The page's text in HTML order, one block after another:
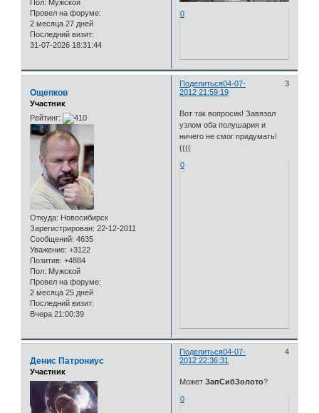
Пол: Мужской
Провел на форуме:
2 месяца 27 дней
Последний визит:
31-07-2026 18:31:44
0
Поделиться 3
04-07-
2012 21:59:19
Ощепков
Участник
Рейтинг:
Откуда: Новосибирск
Зарегистрирован: 22-12-2011
Сообщений: 4635
Уважение: +3122
Позитив: +4884
Пол: Мужской
Провел на форуме:
2 месяца 25 дней
Последний визит:
Вчера 21:00:39
Вот так вопросик! Завязал
узлом оба полушария и
ничего не смог придумать!
((((
0
Поделиться 4
04-07-
2012 22:36:31
Денис Патрониус
Участник
МожетЗапСибЗолото?
0